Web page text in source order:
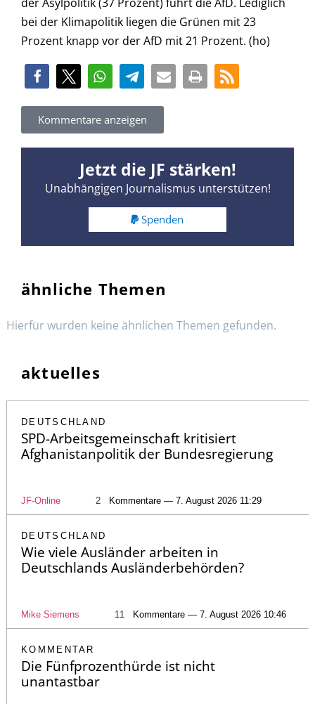
bei der Klimapolitik liegen die Grünen mit 23
Prozent knapp vor der AfD mit 21 Prozent. (ho)
Kommentare anzeigen
Jetzt die JF stärken!
Unabhängigen Journalismus unterstützen!
Spenden
ähnliche Themen
Hierfür wurden keine ähnlichen Themen gefunden.
aktuelles
DEUTSCHLAND
SPD-Arbeitsgemeinschaft kritisiert
Afghanistanpolitik der Bundesregierung
JF-Online 2 Kommentare — 7. August 2026 11:29
DEUTSCHLAND
Wie viele Ausländer arbeiten in
Deutschlands Ausländerbehörden?
Mike Siemens 11 Kommentare — 7. August 2026 10:46
KOMMENTAR
Die Fünfprozenthürde ist nicht
unantastbar